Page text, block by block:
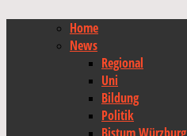
Home
News
Regional
Uni
Bildung
Politik